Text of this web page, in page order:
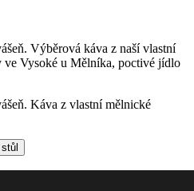
Výběrová káva z naší vlastní
ve Vysoké u Mělníka, poctivé jídlo
Káva z vlastní mělnické